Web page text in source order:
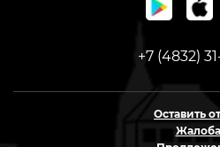
+7 (4832)
Оставить
Жалоба